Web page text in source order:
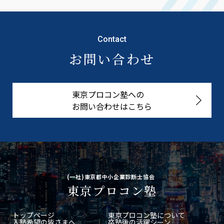
Contact
お問い合わせ
東京プロコン塾への
お問い合わせはこちら
(一社)東京都中小企業診断士協会
東京プロコン塾
トップページ 東京プロコン塾について
入塾希望の皆さまへ 卒塾後の活躍シーン